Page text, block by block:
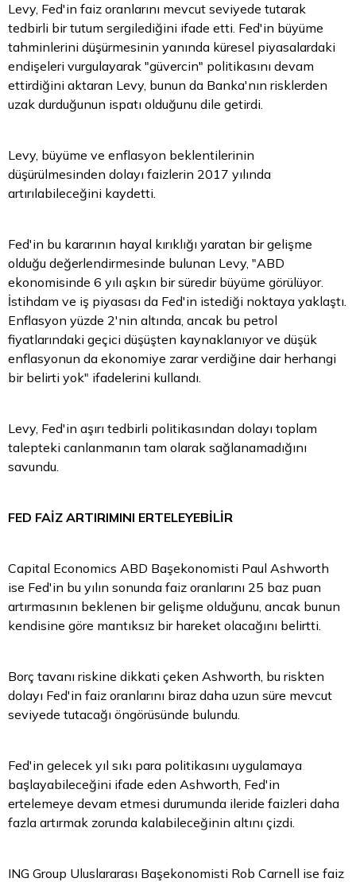
Levy, Fed'in faiz oranlarını mevcut seviyede tutarak
tedbirli bir tutum sergilediğini ifade etti. Fed'in büyüme
tahminlerini düşürmesinin yanında küresel piyasalardaki
endişeleri vurgulayarak "güvercin" politikasını devam
ettirdiğini aktaran Levy, bunun da Banka'nın risklerden
uzak durduğunun ispatı olduğunu dile getirdi.
Levy, büyüme ve enflasyon beklentilerinin
düşürülmesinden dolayı faizlerin 2017 yılında
artırılabileceğini kaydetti.
Fed'in bu kararının hayal kırıklığı yaratan bir gelişme
olduğu değerlendirmesinde bulunan Levy, "ABD
ekonomisinde 6 yılı aşkın bir süredir büyüme görülüyor.
İstihdam ve iş piyasası da Fed'in istediği noktaya yaklaştı.
Enflasyon yüzde 2'nin altında, ancak bu petrol
fiyatlarındaki geçici düşüşten kaynaklanıyor ve düşük
enflasyonun da ekonomiye zarar verdiğine dair herhangi
bir belirti yok" ifadelerini kullandı.
Levy, Fed'in aşırı tedbirli politikasından dolayı toplam
talepteki canlanmanın tam olarak sağlanamadığını
savundu.
FED FAİZ ARTIRIMINI ERTELEYEBİLİR
Capital Economics ABD Başekonomisti Paul Ashworth
ise Fed'in bu yılın sonunda faiz oranlarını 25 baz puan
artırmasının beklenen bir gelişme olduğunu, ancak bunun
kendisine göre mantıksız bir hareket olacağını belirtti.
Borç tavanı riskine dikkati çeken Ashworth, bu riskten
dolayı Fed'in faiz oranlarını biraz daha uzun süre mevcut
seviyede tutacağı öngörüsünde bulundu.
Fed'in gelecek yıl sıkı para politikasını uygulamaya
başlayabileceğini ifade eden Ashworth, Fed'in
ertelemeye devam etmesi durumunda ileride faizleri daha
fazla artırmak zorunda kalabileceğinin altını çizdi.
ING Group Uluslararası Başekonomisti Rob Carnell ise faiz